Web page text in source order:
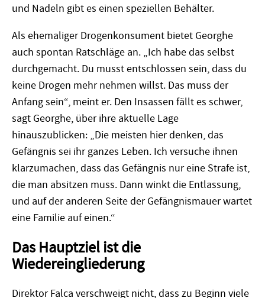
und Nadeln gibt es einen speziellen Behälter.
Als ehemaliger Drogenkonsument bietet Georghe
auch spontan Ratschläge an. „Ich habe das selbst
durchgemacht. Du musst entschlossen sein, dass du
keine Drogen mehr nehmen willst. Das muss der
Anfang sein“, meint er. Den Insassen fällt es schwer,
sagt Georghe, über ihre aktuelle Lage
hinauszublicken: „Die meisten hier denken, das
Gefängnis sei ihr ganzes Leben. Ich versuche ihnen
klarzumachen, dass das Gefängnis nur eine Strafe ist,
die man absitzen muss. Dann winkt die Entlassung,
und auf der anderen Seite der Gefängnismauer wartet
eine Familie auf einen.“
Das Hauptziel ist die
Wiedereingliederung
Direktor Falca verschweigt nicht, dass zu Beginn viele